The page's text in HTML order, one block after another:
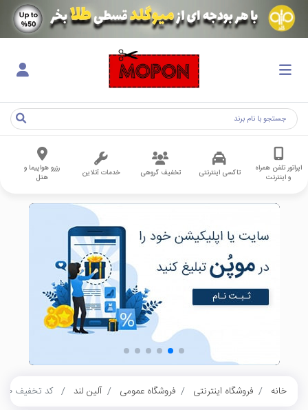
اپراتور تلفن همراه
و اینترنت
تاکسی اینترنتی تخفیف گروهی خدمات آنلاین
رزرو هواپیما و
هتل
خانه فروشگاه اینترنتی فروشگاه عمومی آلین لند کد تخفیف 150 هزار تومانی محصولات خانه و آشپزخانه آلین لند